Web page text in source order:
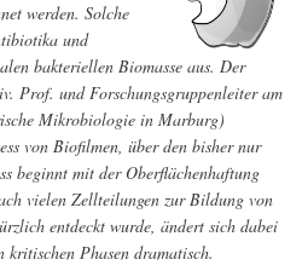
werden. Solche
und
bakteriellen Biomasse aus. Der
Prof. und Forschungsgruppenleiter am
Mikrobiologie in Marburg)
von Biofilmen, über den bisher nur
beginnt mit der Oberflächenhaftung
vielen Zellteilungen zur Bildung von
entdeckt wurde, ändert sich dabei
Phasen dramatisch.